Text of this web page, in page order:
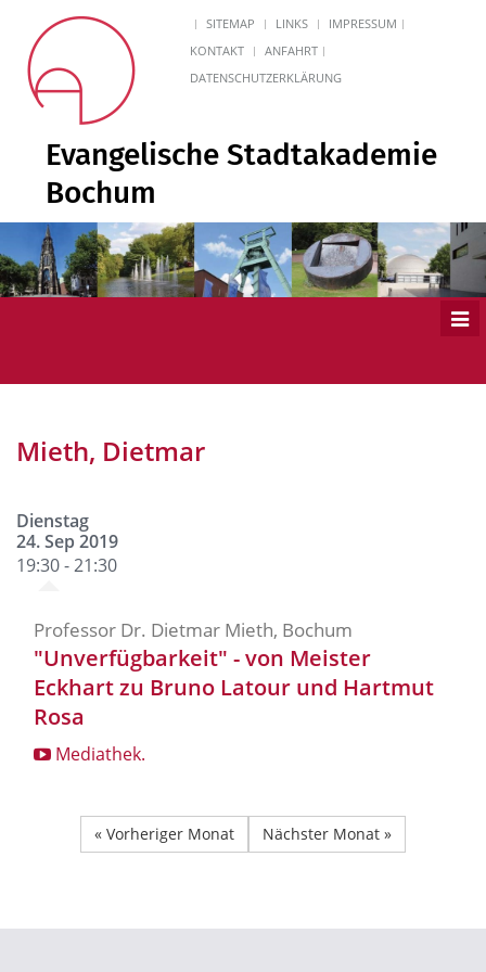
SITEMAP LINKS
IMPRESSUM
KONTAKT
ANFAHRT
DATENSCHUTZERKLÄRUNG
Evangelische Stadtakademie
Bochum
Mieth, Dietmar
Dienstag
24. Sep 2019
19:30 - 21:30
Professor Dr. Dietmar Mieth, Bochum
"Unverfügbarkeit" - von Meister
Eckhart zu Bruno Latour und Hartmut
Rosa
Mediathek.
« Vorheriger Monat Nächster Monat »